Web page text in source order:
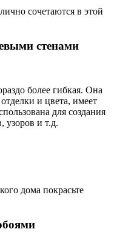
сочетаются в этой
стенами
более гибкая. Она
и цвета, имеет
для создания
узоров и т.д.
дома покрасьте